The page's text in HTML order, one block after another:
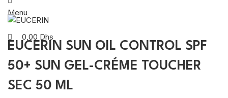
Menu
0,00 Dhs
EUCERIN SUN OIL CONTROL SPF
50+ SUN GEL-CRÉME TOUCHER
SEC 50 ML